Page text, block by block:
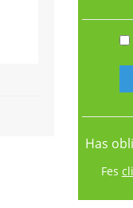
Has
Fes